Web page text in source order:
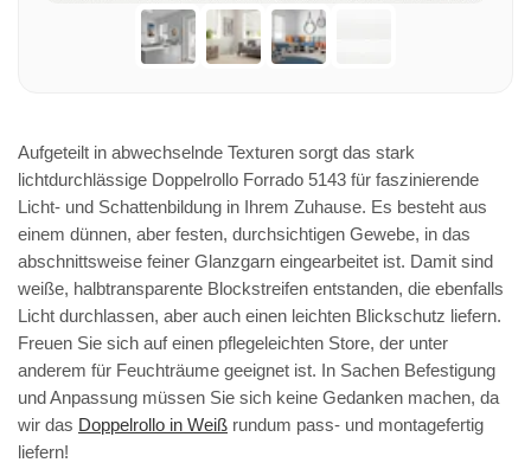
Aufgeteilt in abwechselnde Texturen sorgt das stark
lichtdurchlässige Doppelrollo Forrado 5143 für faszinierende
Licht- und Schattenbildung in Ihrem Zuhause. Es besteht aus
einem dünnen, aber festen, durchsichtigen Gewebe, in das
abschnittsweise feiner Glanzgarn eingearbeitet ist. Damit sind
weiße, halbtransparente Blockstreifen entstanden, die ebenfalls
Licht durchlassen, aber auch einen leichten Blickschutz liefern.
Freuen Sie sich auf einen pflegeleichten Store, der unter
anderem für Feuchträume geeignet ist. In Sachen Befestigung
und Anpassung müssen Sie sich keine Gedanken machen, da
wir das Doppelrollo in Weiß rundum pass- und montagefertig
liefern!